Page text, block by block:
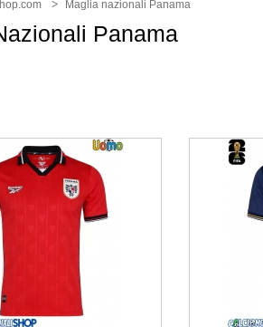
Maglia nazionali Panama
Panama